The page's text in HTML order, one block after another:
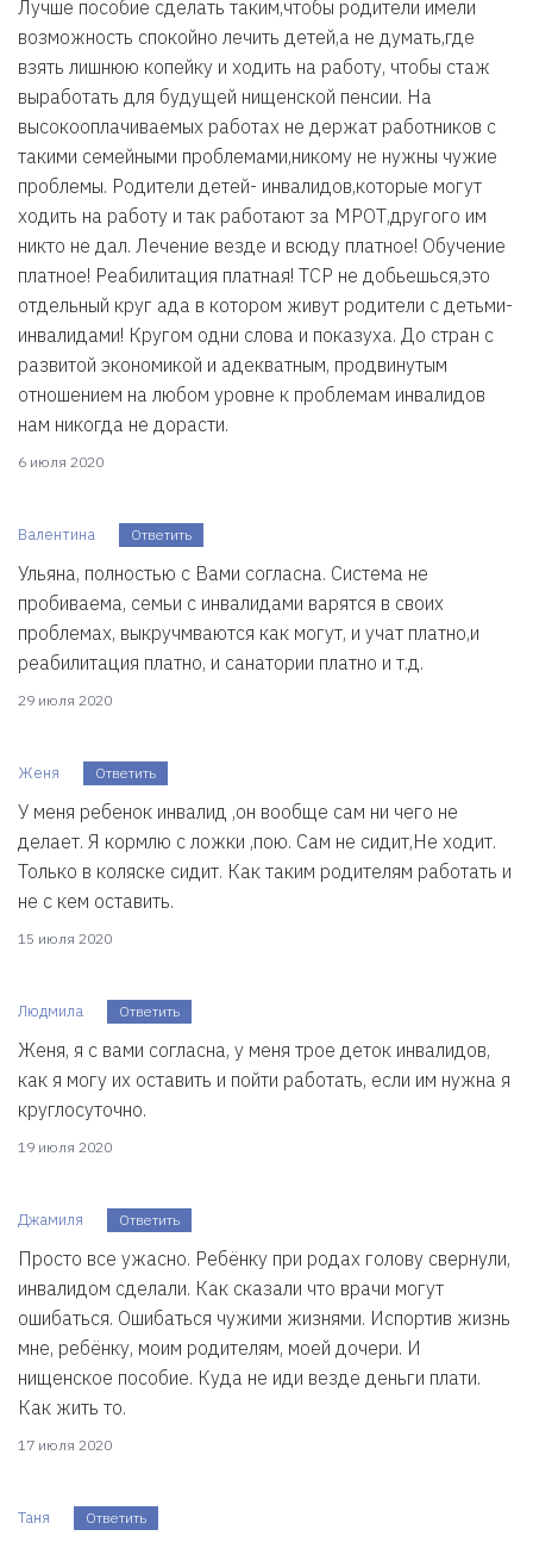
Лучше пособие сделать таким,чтобы родители имели
возможность спокойно лечить детей,а не думать,где
взять лишнюю копейку и ходить на работу, чтобы стаж
выработать для будущей нищенской пенсии. На
высокооплачиваемых работах не держат работников с
такими семейными проблемами,никому не нужны чужие
проблемы. Родители детей- инвалидов,которые могут
ходить на работу и так работают за МРОТ,другого им
никто не дал. Лечение везде и всюду платное! Обучение
платное! Реабилитация платная! ТСР не добьешься,это
отдельный круг ада в котором живут родители с детьми-
инвалидами! Кругом одни слова и показуха. До стран с
развитой экономикой и адекватным, продвинутым
отношением на любом уровне к проблемам инвалидов
нам никогда не дорасти.
6 июля 2020
Валентина Ответить
Ульяна, полностью с Вами согласна. Система не
пробиваема, семьи с инвалидами варятся в своих
проблемах, выкручмваются как могут, и учат платно,и
реабилитация платно, и санатории платно и т.д.
29 июля 2020
Женя Ответить
У меня ребенок инвалид ,он вообще сам ни чего не
делает. Я кормлю с ложки ,пою. Сам не сидит,Не ходит.
Только в коляске сидит. Как таким родителям работать и
не с кем оставить.
15 июля 2020
Людмила Ответить
Женя, я с вами согласна, у меня трое деток инвалидов,
как я могу их оставить и пойти работать, если им нужна я
круглосуточно.
19 июля 2020
Джамиля Ответить
Просто все ужасно. Ребёнку при родах голову свернули,
инвалидом сделали. Как сказали что врачи могут
ошибаться. Ошибаться чужими жизнями. Испортив жизнь
мне, ребёнку, моим родителям, моей дочери. И
нищенское пособие. Куда не иди везде деньги плати.
Как жить то.
17 июля 2020
Таня Ответить